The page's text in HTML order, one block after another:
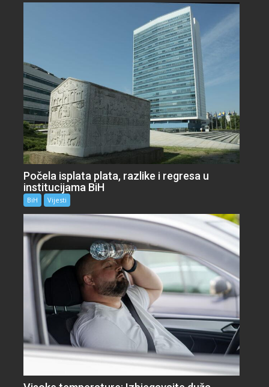
Počela isplata plata, razlike i regresa u
institucijama BiH
BiH Vijesti